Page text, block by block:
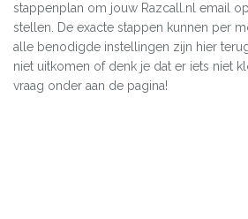
stappenplan om jouw Razcall.nl email
stellen. De exacte stappen kunnen per
alle benodigde instellingen zijn hier
niet uitkomen of denk je dat er iets niet
vraag onder aan de pagina!